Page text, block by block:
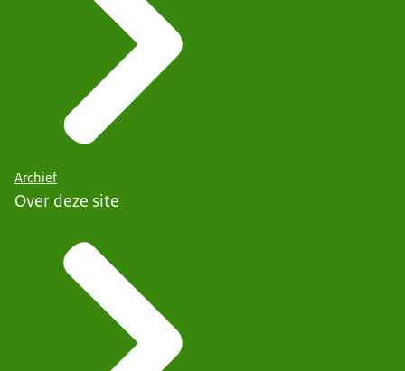
Archief
Over deze site